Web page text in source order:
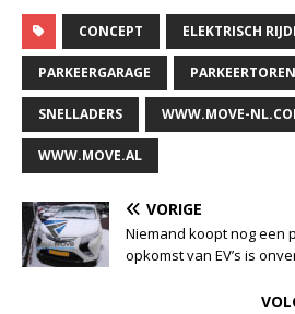
CONCEPT ELEKTRISCH
PARKEERGARAGE PARKEERTOREN
SNELLADERS WWW.MOVE-
WWW.MOVE.AL
VORIGE
Niemand koopt nog een
opkomst van EV’s is